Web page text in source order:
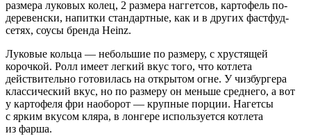
размера луковых колец, 2 размера наггетсов, картофель по-
деревенски, напитки стандартные, как и в других фастфуд-
сетях, соусы бренда Heinz.
Луковые кольца — небольшие по размеру, с хрустящей
корочкой. Ролл имеет легкий вкус того, что котлета
действительно готовилась на открытом огне. У чизбургера
классический вкус, но по размеру он меньше среднего, а вот
у картофеля фри наоборот — крупные порции. Нагетсы
с ярким вкусом кляра, в лонгере используется котлета
из фарша.